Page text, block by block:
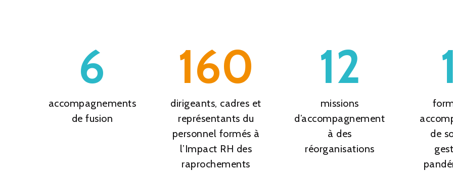
6
accompagnements
de fusion
160
dirigeants, cadres et
représentants du
personnel formés à
l’Impact RH des
raprochements
12
missions
d’accompagnement
à des
réorganisations
de